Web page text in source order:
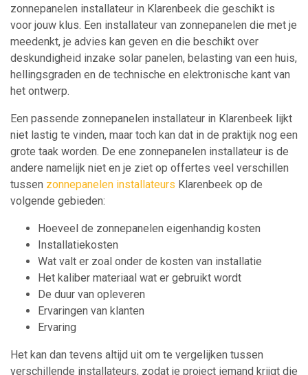
zonnepanelen installateur in Klarenbeek die geschikt is
voor jouw klus. Een installateur van zonnepanelen die met je
meedenkt, je advies kan geven en die beschikt over
deskundigheid inzake solar panelen, belasting van een huis,
hellingsgraden en de technische en elektronische kant van
het ontwerp.
Een passende zonnepanelen installateur in Klarenbeek lijkt
niet lastig te vinden, maar toch kan dat in de praktijk nog een
grote taak worden. De ene zonnepanelen installateur is de
andere namelijk niet en je ziet op offertes veel verschillen
tussen zonnepanelen installateurs Klarenbeek op de
volgende gebieden:
Hoeveel de zonnepanelen eigenhandig kosten
Installatiekosten
Wat valt er zoal onder de kosten van installatie
Het kaliber materiaal wat er gebruikt wordt
De duur van opleveren
Ervaringen van klanten
Ervaring
Het kan dan tevens altijd uit om te vergelijken tussen
verschillende installateurs, zodat je project iemand krijgt die